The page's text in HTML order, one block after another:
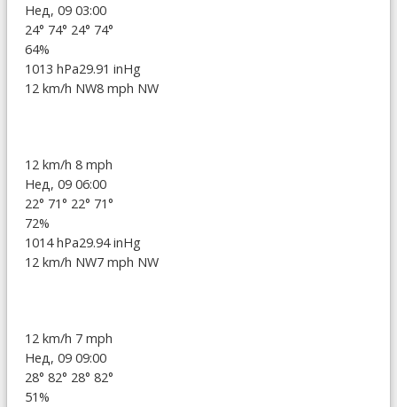
Нед, 09 03:00
24° 74° 24° 74°
64%
1013 hPa29.91 inHg
12 km/h NW8 mph NW
12 km/h 8 mph
Нед, 09 06:00
22° 71° 22° 71°
72%
1014 hPa29.94 inHg
12 km/h NW7 mph NW
12 km/h 7 mph
Нед, 09 09:00
28° 82° 28° 82°
51%